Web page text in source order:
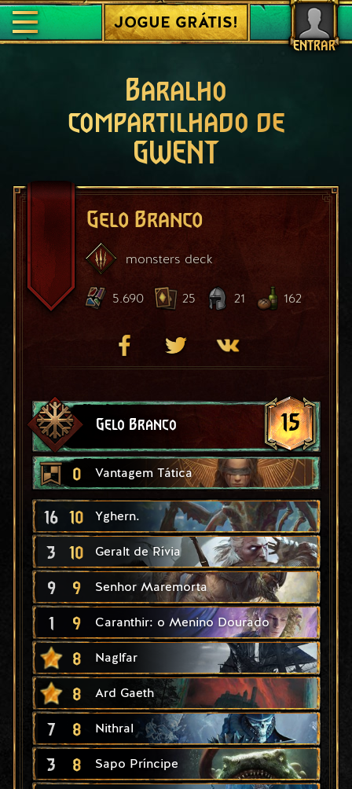
ENTRAR
JOGUE GRÁTIS!
Baralho
compartilhado de
GWENT
Gelo Branco
monsters deck
5.690 25 21 162
Gelo Branco 15
0 Vantagem Tática
16 10 Yghern.
3 10 Geralt de Rívia
9 9 Senhor Maremorta
1 9 Caranthir: o Menino Dourado
8 Naglfar
8 Ard Gaeth
7 8 Nithral
3 8 Sapo Príncipe